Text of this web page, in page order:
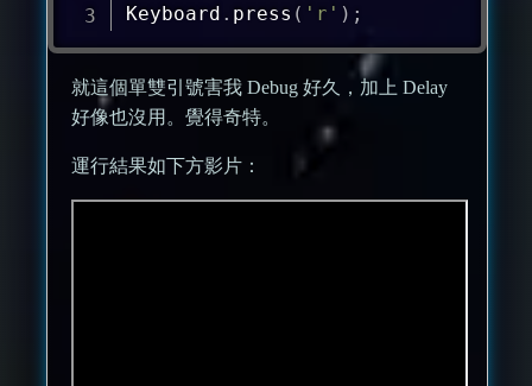
Keyboard . press ( 'r' ) ;
就這個單雙引號害我 Debug 好久，加上 Delay
好像也沒用。覺得奇特。
運行結果如下方影片：